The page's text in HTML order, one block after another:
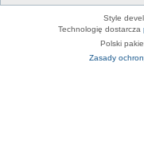
Style
Technologię dostarcza
Polski
Zasady